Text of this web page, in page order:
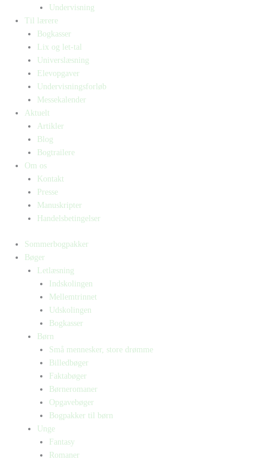
Undervisning
Til lærere
Bogkasser
Lix og let-tal
Universlæsning
Elevopgaver
Undervisningsforløb
Messekalender
Aktuelt
Artikler
Blog
Bogtrailere
Om os
Kontakt
Presse
Manuskripter
Handelsbetingelser
Sommerbogpakker
Bøger
Letlæsning
Indskolingen
Mellemtrinnet
Udskolingen
Bogkasser
Børn
Små mennesker, store drømme
Billedbøger
Faktabøger
Børneromaner
Opgavebøger
Bogpakker til børn
Unge
Fantasy
Romaner